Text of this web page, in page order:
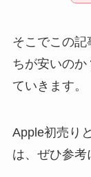
そこでこの記
ちが安いのか
ていきます。
Apple初売り
は、ぜひ参考